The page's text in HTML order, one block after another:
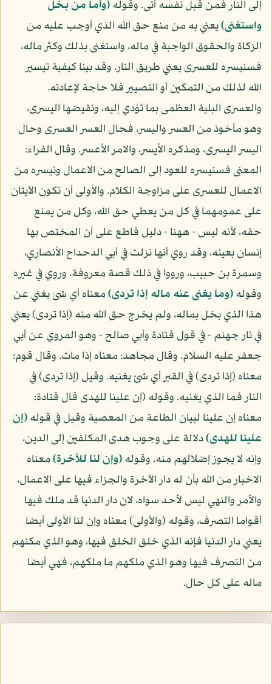
إلى النار فمن قبل نفسه أتى. وقوله(وأما من بخل
واستغنى)يعني به من منع حق الله الذي أوجب عليه من
الزكاة والحقوق الواجبة في ماله، واستغنى بذلك وكثر ماله،
فسنيسره للعسرى يعني طريق النار. وقد بينا كيفية تيسير
الله لذلك من التمكين أو التصيير فلا حاجة لإعادته.
والعسرى البلية العظمى بما تؤدي إليه، ونقيضها اليسرى،
وهو مأخوذ من العسر واليسر، فحال العسر العسرى وحال
اليسر اليسرى، ومذكره الأيسر، والامر الأعسر. وقال الفراء:
المعنى فسنيسره للعود إلى الصالح من الاعمال ونيسره من
الاعمال للعسرى على مزاوجة الكلام. والأولى أن تكون الآيتان
على عمومهما في كل من يعطي حق الله، وكل من يمنع
حقه، لأنه ليس - ههنا - دليل قاطع على أن المختص بها
إنسان بعينه، وقد روي أنها نزلت في أبي الدحداح الأنصاري،
وسمرة بن حبيب، ورووا في ذلك قصة معروفة. وروي في غيره
وقوله(وما يغنى عنه ماله إذا تردى)معناه أي شئ يغني عن
هذا الذي بخل بماله، ولم يخرج حق الله منه (إذا تردى) يعني
في نار جهنم - في قول قتادة وأبي صالح - وهو المروي عن أبي
جعفر عليه السلام. وقال مجاهد: معناه إذا مات. وقال قوم:
معناه (إذا تردى) في القبر أي شئ يغنيه. وقيل (إذا تردى) في
النار فما الذي يغنيه. وقوله (إن علينا للهدى قال قتادة:
معناه إن علينا لبيان الطاعة من المعصية وقيل في قوله(إن
علينا للهدى)دلالة على وجوب هدى المكلفين إلى الدين،
وإنه لا يجوز إضلالهم منه. وقوله(وإن لنا للآخرة)معناه
الاخبار من الله بأن له دار الآخرة والجزاء فيها على الاعمال،
والأمر والنهي ليس لأحد سواه، لان دار الدنيا قد ملك فيها
أقواما التصرف، وقوله (والأولى) معناه وإن لنا الأولى أيضا
يعني دار الدنيا فإنه الذي خلق الخلق فيها، وهو الذي مكنهم
من التصرف فيها وهو الذي ملكهم ما ملكهم، فهي أيضا
ماله على كل حال.